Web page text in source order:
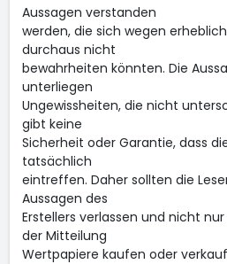
Aussagen verstanden
werden, die sich wegen
durchaus nicht
bewahrheiten könnten. Die
unterliegen
Ungewissheiten, die nicht
gibt keine
Sicherheit oder Garantie, dass
tatsächlich
eintreffen. Daher sollten die
Aussagen des
Erstellers verlassen und nicht
der Mitteilung
Wertpapiere kaufen oder